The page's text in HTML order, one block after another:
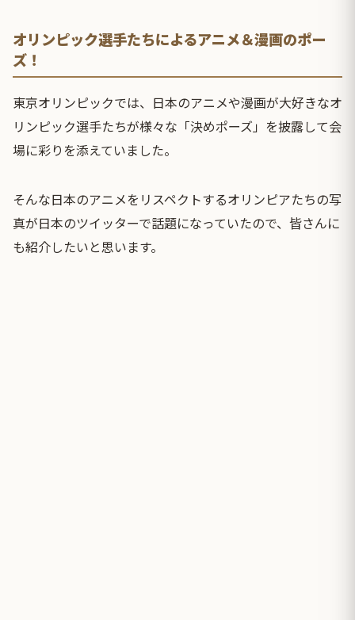
オリンピック選手たちによるアニメ＆漫画のポー
ズ！
東京オリンピックでは、日本のアニメや漫画が大好きなオ
リンピック選手たちが様々な「決めポーズ」を披露して会
場に彩りを添えていました。
そんな日本のアニメをリスペクトするオリンピアたちの写
真が日本のツイッターで話題になっていたので、皆さんに
も紹介したいと思います。